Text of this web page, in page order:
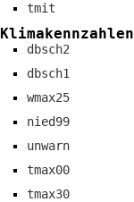
tmit
Klimakennzahlen
dbsch2
dbsch1
wmax25
nied99
unwarn
tmax00
tmax30